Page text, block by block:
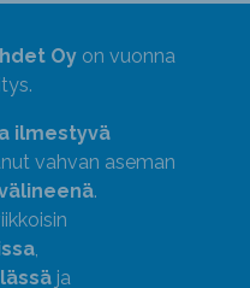
Oyon vuonna
ilmestyvä
vahvan aseman
.
,
ja